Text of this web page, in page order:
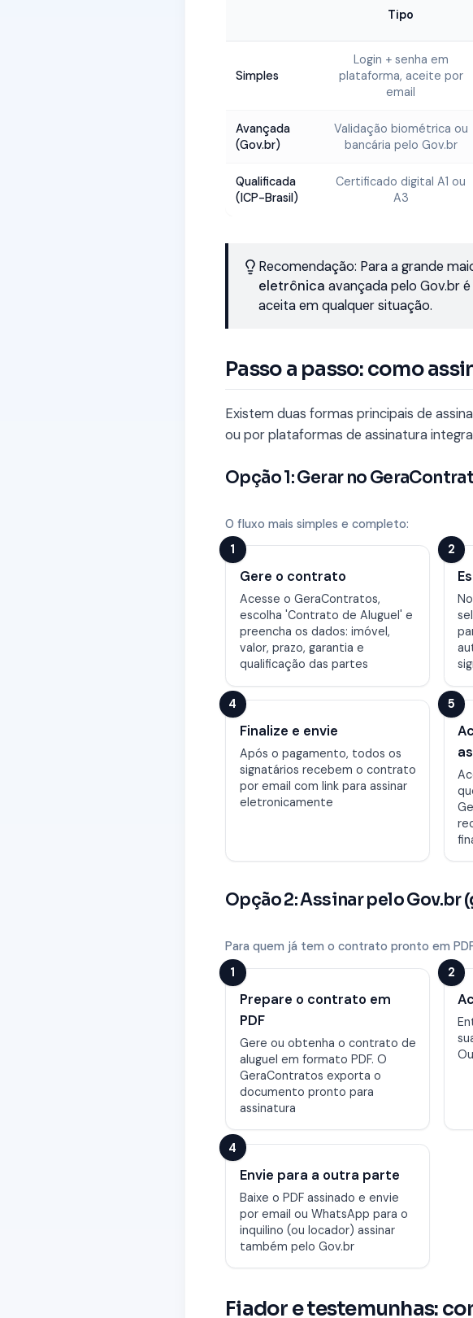
Tipo
Simples
Login + senha em
plataforma, aceite por
email
Avançada
(Gov.br)
Validação biométrica ou
bancária pelo Gov.br
Qualificada
(ICP-Brasil)
Certificado digital A1 ou
A3
Recomendação: Para a grande
eletrônica avançada pelo Gov.br
aceita em qualquer situação.
Passo a passo: como
Existem duas formas principais de
ou por plataformas de assinatura
Opção 1: Gerar no
O fluxo mais simples e completo:
1
Gere o contrato
Acesse o GeraContratos,
escolha 'Contrato de Aluguel' e
preencha os dados: imóvel,
valor, prazo, garantia e
qualificação das partes
2
4
Finalize e envie
Após o pagamento, todos os
signatários recebem o contrato
por email com link para assinar
eletronicamente
5
Opção 2: Assinar pelo Gov.br
Para quem já tem o contrato pronto em
1
Prepare o contrato em
PDF
Gere ou obtenha o contrato de
aluguel em formato PDF. O
GeraContratos exporta o
documento pronto para
assinatura
2
4
Envie para a outra parte
Baixe o PDF assinado e envie
por email ou WhatsApp para o
inquilino (ou locador) assinar
também pelo Gov.br
Fiador e testemunhas: